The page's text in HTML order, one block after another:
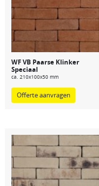
WF VB Paarse Klinker
Speciaal
ca. 210x100x50 mm
Offerte aanvragen